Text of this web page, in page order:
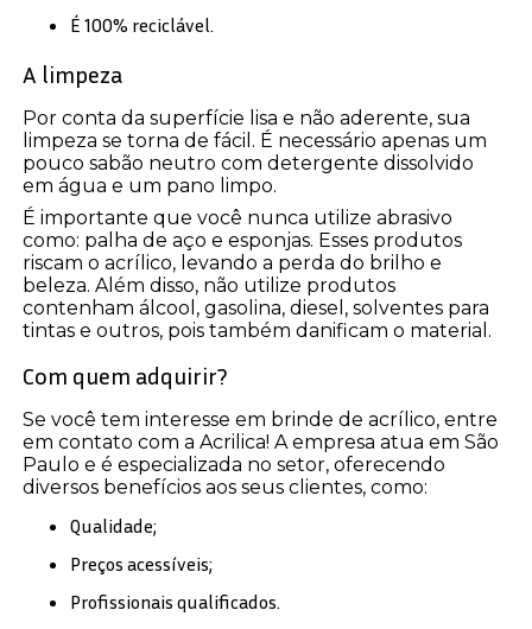
É 100% reciclável.
A limpeza
Por conta da superfície lisa e não aderente, sua
limpeza se torna de fácil. É necessário apenas um
pouco sabão neutro com detergente dissolvido
em água e um pano limpo.
É importante que você nunca utilize abrasivo
como: palha de aço e esponjas. Esses produtos
riscam o acrílico, levando a perda do brilho e
beleza. Além disso, não utilize produtos
contenham álcool, gasolina, diesel, solventes para
tintas e outros, pois também danificam o material.
Com quem adquirir?
Se você tem interesse em brinde de acrílico, entre
em contato com a Acrilica! A empresa atua em São
Paulo e é especializada no setor, oferecendo
diversos benefícios aos seus clientes, como:
Qualidade;
Preços acessíveis;
Profissionais qualificados.